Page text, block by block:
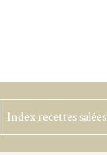
Index recettes salées